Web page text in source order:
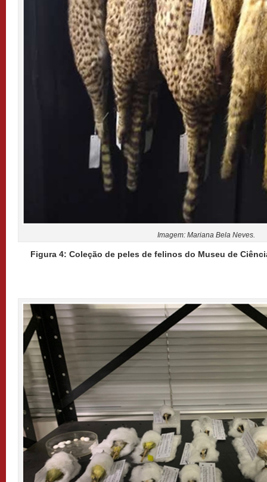
Imagem: Mariana Bela Neves.
Figura 4: Coleção de peles de felinos do Museu de